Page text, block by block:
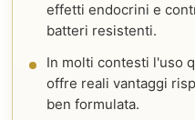
effetti endocrini e
batteri resistenti.
In molti contesti l'uso
offre reali vantaggi
ben formulata.